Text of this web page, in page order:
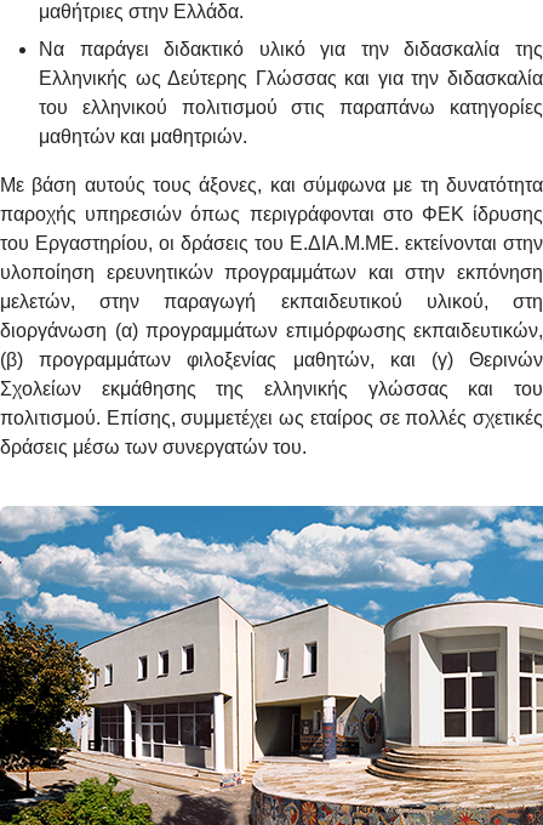
μαθήτριες στην Ελλάδα.
Να παράγει διδακτικό υλικό για την διδασκαλία της
Ελληνικής ως Δεύτερης Γλώσσας και για την διδασκαλία
του ελληνικού πολιτισμού στις παραπάνω κατηγορίες
μαθητών και μαθητριών.
Με βάση αυτούς τους άξονες, και σύμφωνα με τη δυνατότητα
παροχής υπηρεσιών όπως περιγράφονται στο ΦΕΚ ίδρυσης
του Εργαστηρίου, οι δράσεις του Ε.ΔΙΑ.Μ.ΜΕ. εκτείνονται στην
υλοποίηση ερευνητικών προγραμμάτων και στην εκπόνηση
μελετών, στην παραγωγή εκπαιδευτικού υλικού, στη
διοργάνωση (α) προγραμμάτων επιμόρφωσης εκπαιδευτικών,
(β) προγραμμάτων φιλοξενίας μαθητών, και (γ) Θερινών
Σχολείων εκμάθησης της ελληνικής γλώσσας και του
πολιτισμού. Επίσης, συμμετέχει ως εταίρος σε πολλές σχετικές
δράσεις μέσω των συνεργατών του.